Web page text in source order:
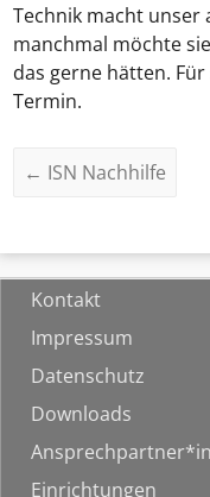
Technik macht unser
manchmal möchte
das gerne hätten.
Termin.
← ISN Nachhilfe
Kontakt
Impressum
Datenschutz
Downloads
Einrichtungen